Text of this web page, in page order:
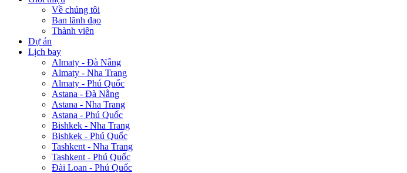
Về chúng tôi
Ban lãnh đạo
Thành viên
Dự án
Lịch bay
Almaty - Đà Nẵng
Almaty - Nha Trang
Almaty - Phú Quốc
Astana - Đà Nẵng
Astana - Nha Trang
Astana - Phú Quốc
Bishkek - Nha Trang
Bishkek - Phú Quốc
Tashkent - Nha Trang
Tashkent - Phú Quốc
Đài Loan - Phú Quốc